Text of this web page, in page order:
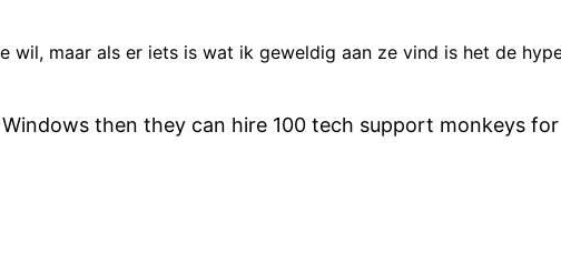
wil, maar als er iets is wat ik geweldig aan ze vind is het de
then they can hire 100 tech support monkeys